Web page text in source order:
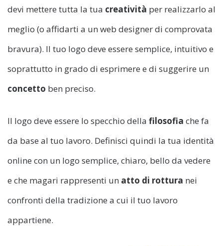
devi mettere tutta la tua creatività per realizzarlo al
meglio (o affidarti a un web designer di comprovata
bravura). Il tuo logo deve essere semplice, intuitivo e
soprattutto in grado di esprimere e di suggerire un
concetto ben preciso.
Il logo deve essere lo specchio della filosofia che fa
da base al tuo lavoro. Definisci quindi la tua identità
online con un logo semplice, chiaro, bello da vedere
e che magari rappresenti un atto di rottura nei
confronti della tradizione a cui il tuo lavoro
appartiene.